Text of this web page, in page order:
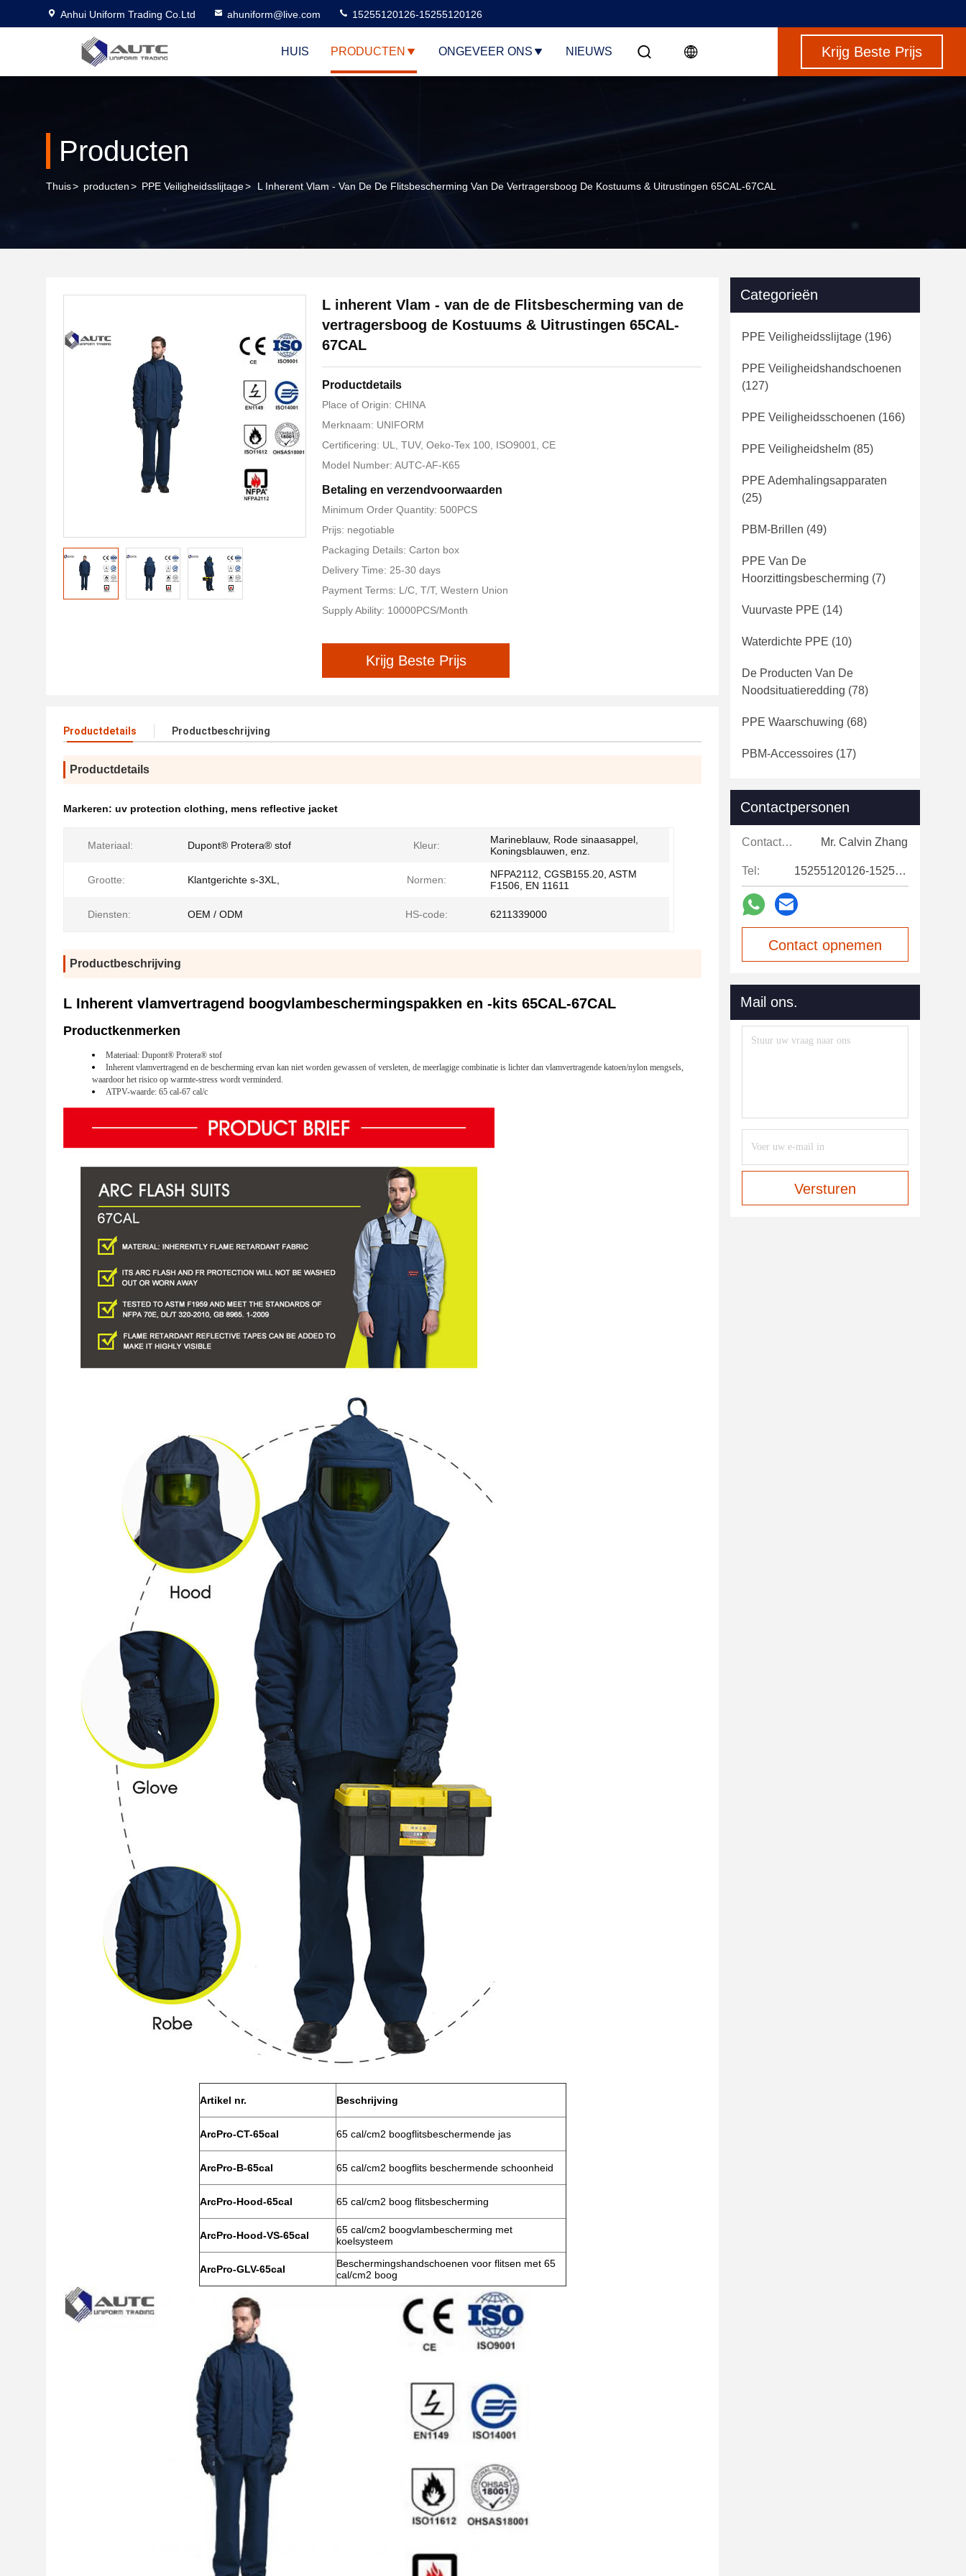
Anhui Uniform Trading Co.Ltd ahuniform@live.com 15255120126-15255120126
HUIS PRODUCTEN ONGEVEER ONS NIEUWS Krijg Beste Prijs
Producten
Thuis> producten> PPE Veiligheidsslijtage> L Inherent Vlam - Van De De Flitsbescherming Van De Vertragersboog De Kostuums & Uitrustingen 65CAL-67CAL
L inherent Vlam - van de de Flitsbescherming van de
vertragersboog de Kostuums & Uitrustingen 65CAL-
67CAL
Productdetails
Place of Origin: CHINA
Merknaam: UNIFORM
Certificering: UL, TUV, Oeko-Tex 100, ISO9001, CE
Model Number: AUTC-AF-K65
Betaling en verzendvoorwaarden
Minimum Order Quantity: 500PCS
Prijs: negotiable
Packaging Details: Carton box
Delivery Time: 25-30 days
Payment Terms: L/C, T/T, Western Union
Supply Ability: 10000PCS/Month
Krijg Beste Prijs
Productdetails Productbeschrijving
Productdetails
Markeren: uv protection clothing, mens reflective jacket
Materiaal: Dupont® Protera® stof Kleur:
Marineblauw, Rode sinaasappel,
Koningsblauwen, enz.
Grootte: Klantgerichte s-3XL, Normen:
NFPA2112, CGSB155.20, ASTM
F1506, EN 11611
Diensten: OEM / ODM HS-code: 6211339000
Productbeschrijving
L Inherent vlamvertragend boogvlambeschermingspakken en -kits 65CAL-67CAL
Productkenmerken
Materiaal: Dupont® Protera® stof
Inherent vlamvertragend en de bescherming ervan kan niet worden gewassen of versleten, de meerlagige combinatie is lichter dan vlamvertragende katoen/nylon mengsels,
waardoor het risico op warmte-stress wordt verminderd.
ATPV-waarde: 65 cal-67 cal/c
Artikel nr. Beschrijving
ArcPro-CT-65cal 65 cal/cm2 boogflitsbeschermende jas
ArcPro-B-65cal 65 cal/cm2 boogflits beschermende schoonheid
ArcPro-Hood-65cal 65 cal/cm2 boog flitsbescherming
ArcPro-Hood-VS-65cal
65 cal/cm2 boogvlambescherming met
koelsysteem
ArcPro-GLV-65cal
Beschermingshandschoenen voor flitsen met 65
cal/cm2 boog
Categorieën
PPE Veiligheidsslijtage (196)
PPE Veiligheidshandschoenen
(127)
PPE Veiligheidsschoenen (166)
PPE Veiligheidshelm (85)
PPE Ademhalingsapparaten
(25)
PBM-Brillen (49)
PPE Van De
Hoorzittingsbescherming (7)
Vuurvaste PPE (14)
Waterdichte PPE (10)
De Producten Van De
Noodsituatieredding (78)
PPE Waarschuwing (68)
PBM-Accessoires (17)
Contactpersonen
Contactpersonen: Mr. Calvin Zhang
Tel: 15255120126-15255120126
Contact opnemen
Mail ons.
Versturen